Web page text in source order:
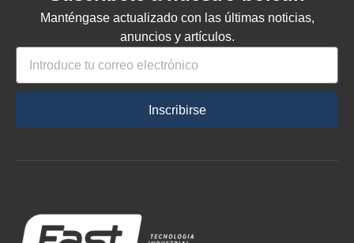
Manténgase actualizado con las últimas noticias,
anuncios y artículos.
Inscribirse